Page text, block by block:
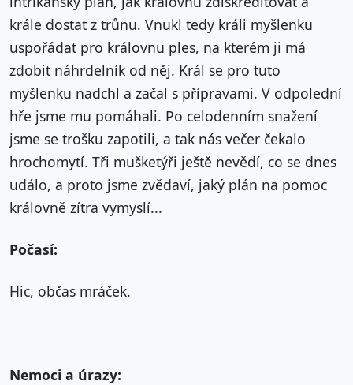
krále dostat z trůnu. Vnukl tedy králi myšlenku
uspořádat pro královnu ples, na kterém ji má
zdobit náhrdelník od něj. Král se pro tuto
myšlenku nadchl a začal s přípravami. V odpolední
hře jsme mu pomáhali. Po celodenním snažení
jsme se trošku zapotili, a tak nás večer čekalo
hrochomytí. Tři mušketýři ještě nevědí, co se dnes
událo, a proto jsme zvědaví, jaký plán na pomoc
královně zítra vymyslí...
Počasí:
Hic, občas mráček.
Nemoci a úrazy: